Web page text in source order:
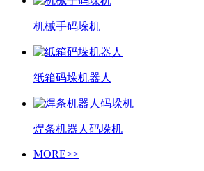
机械手码垛机
纸箱码垛机器人
焊条机器人码垛机
MORE>>